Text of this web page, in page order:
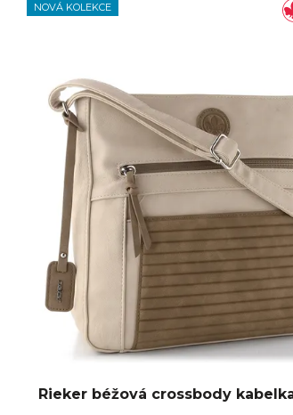
NOVÁ KOLEKCE
Rieker béžová crossbody